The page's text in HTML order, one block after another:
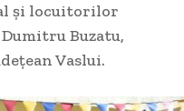
și locuitorilor
Buzatu,
Vaslui.